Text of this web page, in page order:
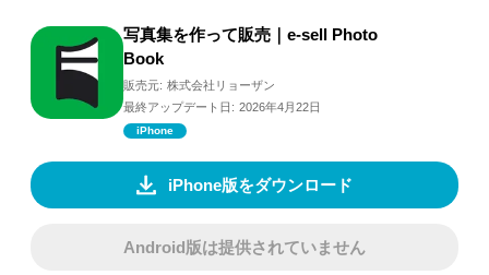
写真集を作って販売｜e-sell Photo
Book
販売元: 株式会社リョーザン
最終アップデート日: 2026年4月22日
iPhone
iPhone版をダウンロード
Android版は提供されていません